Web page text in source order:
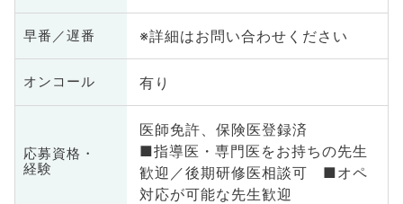
早番／遅番 ※詳細はお問い合わせください
オンコール 有り
応募資格・
経験
医師免許、保険医登録済
■指導医・専門医をお持ちの先生
歓迎／後期研修医相談可 ■オペ
対応が可能な先生歓迎